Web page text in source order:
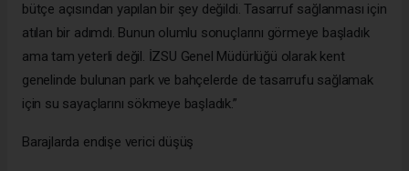
bütçe açısından yapılan bir şey değildi. Tasarruf sağlanması için
atılan bir adımdı. Bunun olumlu sonuçlarını görmeye başladık
ama tam yeterli değil. İZSU Genel Müdürlüğü olarak kent
genelinde bulunan park ve bahçelerde de tasarrufu sağlamak
için su sayaçlarını sökmeye başladık.”
Barajlarda endişe verici düşüş